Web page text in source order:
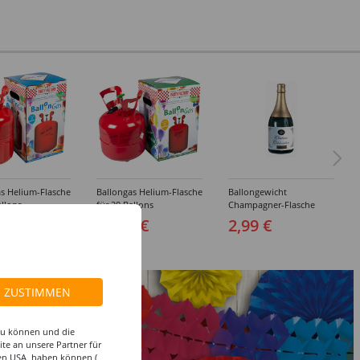
Helium-Flasche
Ballongas Helium-Flasche
für 20 Ballons
29,99 €
Ballongewicht
Champagner-Flasche
2,99 €
ZUSTIMMEN
können und die
an unsere Partner für
USA, haben können (